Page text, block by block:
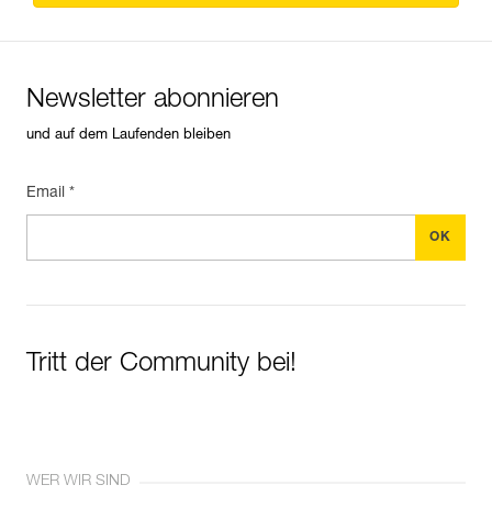
Newsletter abonnieren
und auf dem Laufenden bleiben
Email *
Tritt der Community bei!
WER WIR SIND